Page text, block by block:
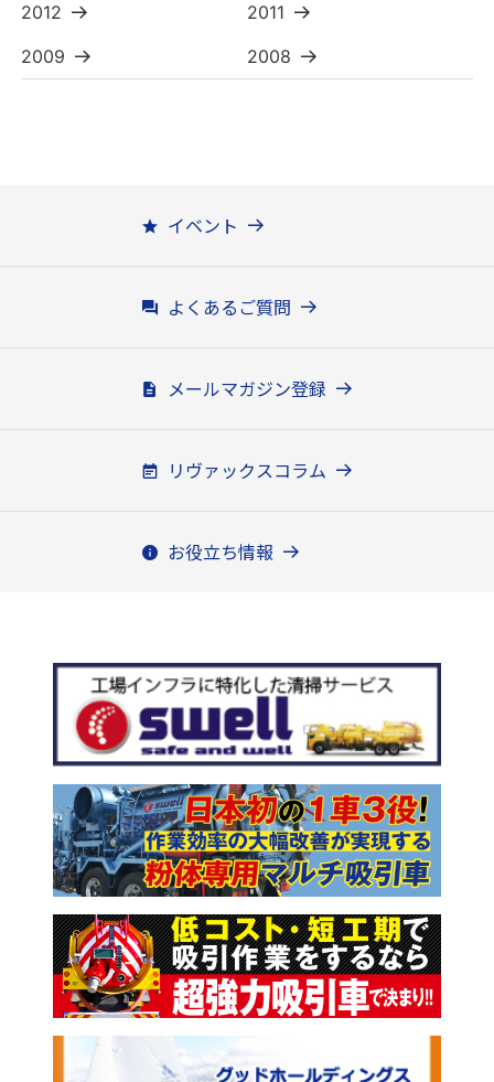
2012
2011
2009
2008
イベント
よくあるご質問
メールマガジン登録
リヴァックスコラム
お役立ち情報